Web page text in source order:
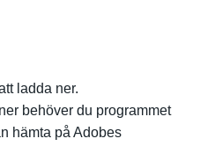
ladda ner.
behöver du programmet
hämta på Adobes